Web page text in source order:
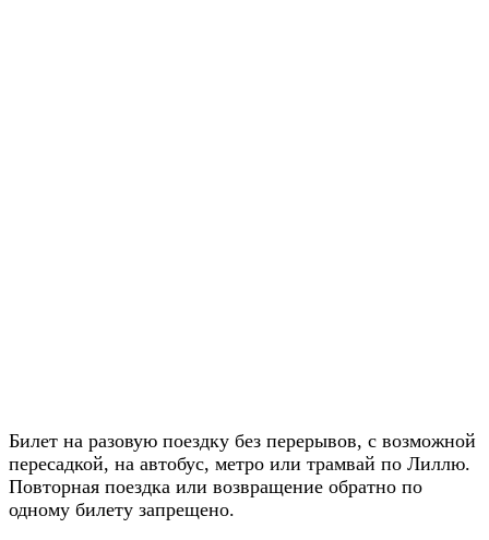
Билет на разовую поездку без перерывов, с возможной
пересадкой, на автобус, метро или трамвай по Лиллю.
Повторная поездка или возвращение обратно по
одному билету запрещено.